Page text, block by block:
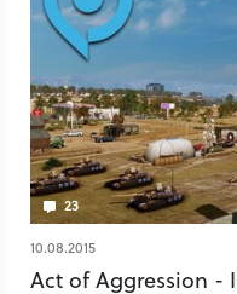
23
10.08.2015
Act of Aggression -